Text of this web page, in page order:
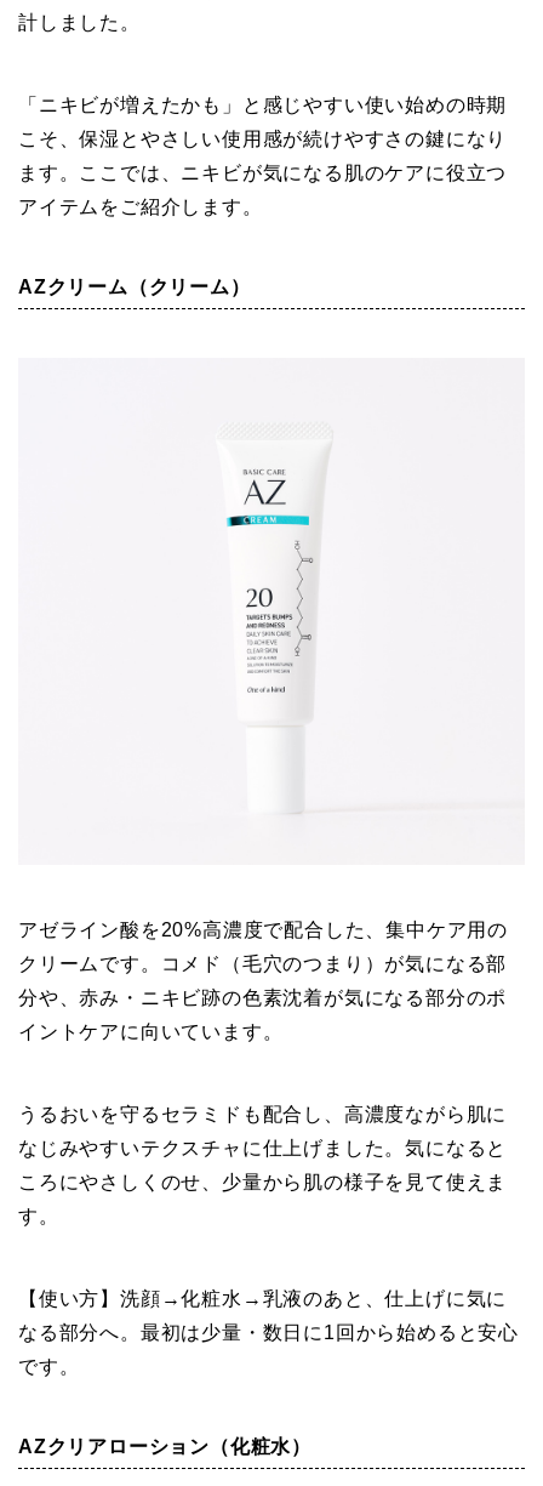
計しました。
「ニキビが増えたかも」と感じやすい使い始めの時期
こそ、保湿とやさしい使用感が続けやすさの鍵になり
ます。ここでは、ニキビが気になる肌のケアに役立つ
アイテムをご紹介します。
AZクリーム（クリーム）
アゼライン酸を20%高濃度で配合した、集中ケア用の
クリームです。コメド（毛穴のつまり）が気になる部
分や、赤み・ニキビ跡の色素沈着が気になる部分のポ
イントケアに向いています。
うるおいを守るセラミドも配合し、高濃度ながら肌に
なじみやすいテクスチャに仕上げました。気になると
ころにやさしくのせ、少量から肌の様子を見て使えま
す。
【使い方】洗顔→化粧水→乳液のあと、仕上げに気に
なる部分へ。最初は少量・数日に1回から始めると安心
です。
AZクリアローション（化粧水）